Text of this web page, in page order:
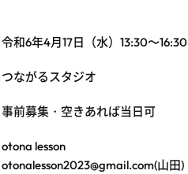
令和6年4月17日（水）13:30～16:30
つながるスタジオ
事前募集・空きあれば当日可
otona lesson
otonalesson2023@gmail.com(山田)